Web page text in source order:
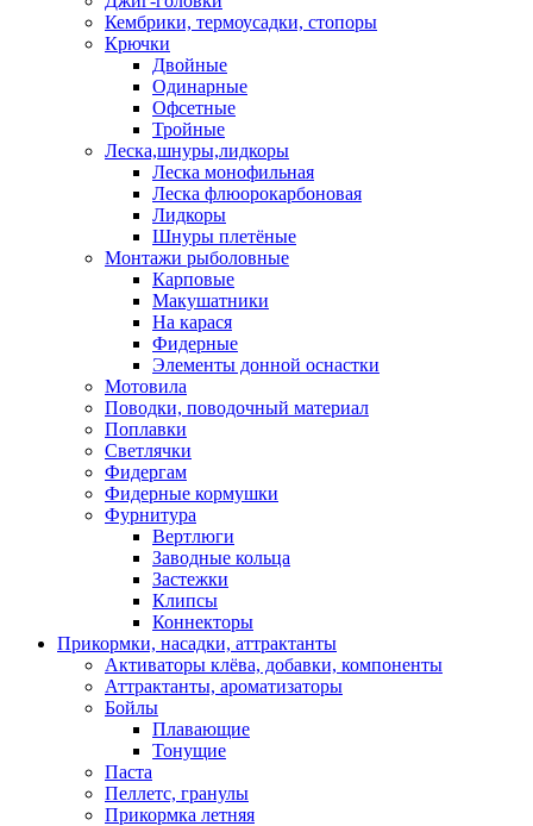
Кембрики, термоусадки, стопоры
Крючки
Двойные
Одинарные
Офсетные
Тройные
Леска,шнуры,лидкоры
Леска монофильная
Леска флюорокарбоновая
Лидкоры
Шнуры плетёные
Монтажи рыболовные
Карповые
Макушатники
На карася
Фидерные
Элементы донной оснастки
Мотовила
Поводки, поводочный материал
Поплавки
Светлячки
Фидергам
Фидерные кормушки
Фурнитура
Вертлюги
Заводные кольца
Застежки
Клипсы
Коннекторы
Прикормки, насадки, аттрактанты
Активаторы клёва, добавки, компоненты
Аттрактанты, ароматизаторы
Бойлы
Плавающие
Тонущие
Паста
Пеллетс, гранулы
Прикормка летняя